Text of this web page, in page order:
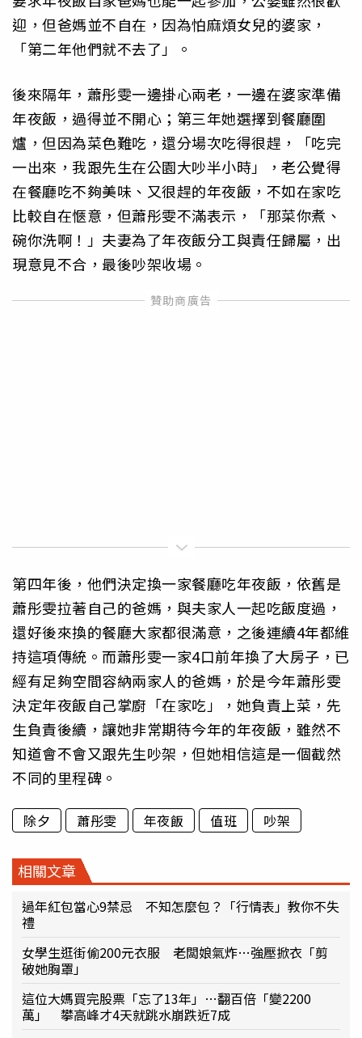
迎，但爸媽並不自在，因為怕麻煩女兒的婆家，
「第二年他們就不去了」。
後來隔年，蕭彤雯一邊掛心兩老，一邊在婆家準備
年夜飯，過得並不開心；第三年她選擇到餐廳圍
爐，但因為菜色難吃，還分場次吃得很趕，「吃完
一出來，我跟先生在公園大吵半小時」，老公覺得
在餐廳吃不夠美味、又很趕的年夜飯，不如在家吃
比較自在愜意，但蕭彤雯不滿表示，「那菜你煮、
碗你洗啊！」夫妻為了年夜飯分工與責任歸屬，出
現意見不合，最後吵架收場。
第四年後，他們決定換一家餐廳吃年夜飯，依舊是
蕭彤雯拉著自己的爸媽，與夫家人一起吃飯度過，
還好後來換的餐廳大家都很滿意，之後連續4年都維
持這項傳統。而蕭彤雯一家4口前年換了大房子，已
經有足夠空間容納兩家人的爸媽，於是今年蕭彤雯
決定年夜飯自己掌廚「在家吃」，她負責上菜，先
生負責後續，讓她非常期待今年的年夜飯，雖然不
知道會不會又跟先生吵架，但她相信這是一個截然
不同的里程碑。
除夕 蕭彤雯 年夜飯 值班 吵架
相關文章
過年紅包當心9禁忌 不知怎麼包？「行情表」教你不失
禮
女學生逛街偷200元衣服 老闆娘氣炸…強壓掀衣「剪
破她胸罩」
這位大媽買完股票「忘了13年」…翻百倍「變2200
萬」 攀高峰才4天就跳水崩跌近7成